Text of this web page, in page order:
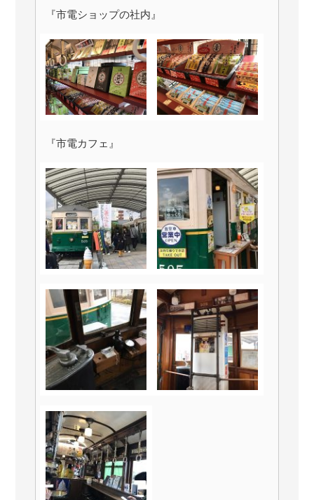
『市電ショップの社内』
『市電カフェ』